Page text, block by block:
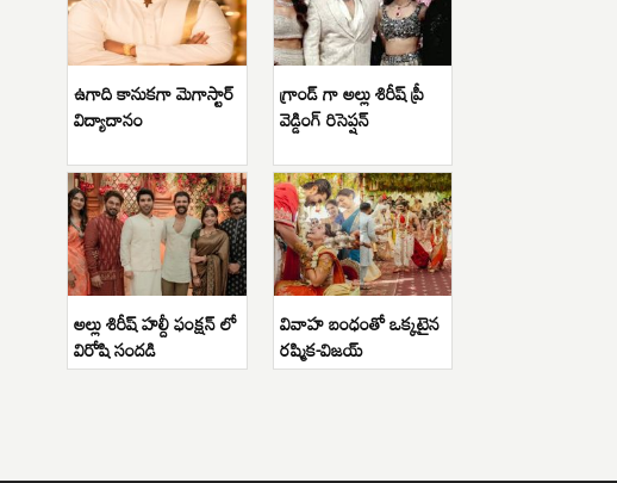
ఉగాది కానుకగా మెగాస్టార్
విద్యాదానం
గ్రాండ్ గా అల్లు శిరీష్ ప్రీ
వెడ్డింగ్ రిసెప్షన్
అల్లు శిరీష్ హల్దీ ఫంక్షన్ లో
విరోషి సందడి
వివాహ బంధంతో ఒక్కటైన
రష్మిక-విజయ్